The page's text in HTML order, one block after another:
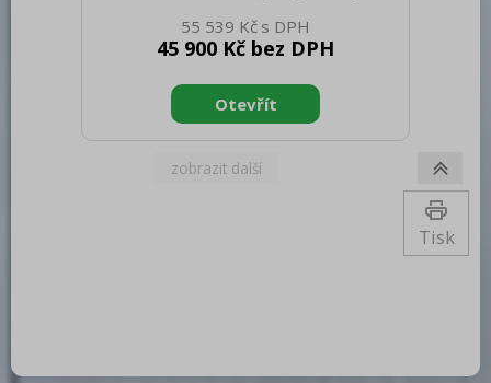
112.00 Šířka brutto [mm]: 1885 Hloubka
brutto [mm]: 750 Výška brutto [mm]:
spotřebiče: Elektrické zařízení Příkon
elektrický [kW]: 0.287 Napájení: 230 V /
1N - 50 Hz Energetická třída: C Chladivo:
R290 Typ chlazení: Dynamické Materiál:
55 539 Kč
45 900 Kč bez DPH
Tisk